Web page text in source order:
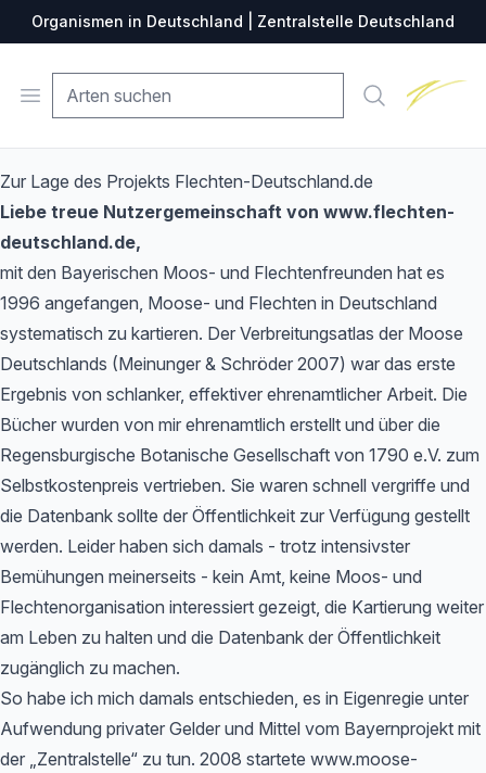
Organismen in Deutschland | Zentralstelle Deutschland
Open menu Suche
Zur Lage des Projekts Flechten-Deutschland.de
Liebe treue Nutzergemeinschaft von www.flechten-
deutschland.de,
mit den Bayerischen Moos- und Flechtenfreunden hat es
1996 angefangen, Moose- und Flechten in Deutschland
systematisch zu kartieren. Der Verbreitungsatlas der Moose
Deutschlands (Meinunger & Schröder 2007) war das erste
Ergebnis von schlanker, effektiver ehrenamtlicher Arbeit. Die
Bücher wurden von mir ehrenamtlich erstellt und über die
Regensburgische Botanische Gesellschaft von 1790 e.V. zum
Selbstkostenpreis vertrieben. Sie waren schnell vergriffe und
die Datenbank sollte der Öffentlichkeit zur Verfügung gestellt
werden. Leider haben sich damals - trotz intensivster
Bemühungen meinerseits - kein Amt, keine Moos- und
Flechtenorganisation interessiert gezeigt, die Kartierung weiter
am Leben zu halten und die Datenbank der Öffentlichkeit
zugänglich zu machen.
So habe ich mich damals entschieden, es in Eigenregie unter
Aufwendung privater Gelder und Mittel vom Bayernprojekt mit
der „Zentralstelle“ zu tun. 2008 startete www.moose-